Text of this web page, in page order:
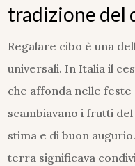
tradizione del
Regalare cibo è una
universali. In Italia il
che affonda nelle
scambiavano i frutti
stima e di buon
terra significava